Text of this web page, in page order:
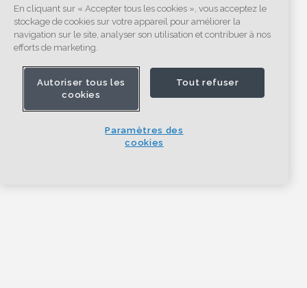
En cliquant sur « Accepter tous les cookies », vous acceptez le
stockage de cookies sur votre appareil pour améliorer la
navigation sur le site, analyser son utilisation et contribuer à nos
efforts de marketing.
Autoriser tous les
cookies
Tout refuser
Paramètres des
cookies